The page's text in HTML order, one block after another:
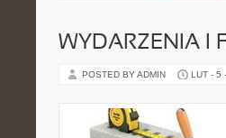
WYDARZENIA I
POSTED BY ADMIN LUT - 5